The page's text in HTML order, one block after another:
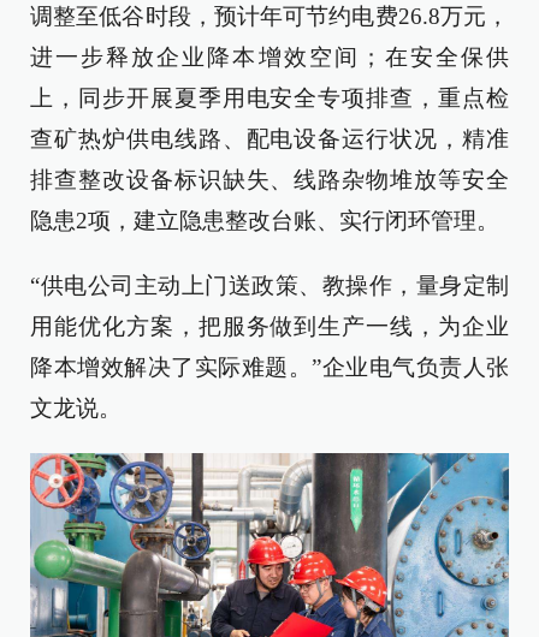
调整至低谷时段，预计年可节约电费26.8万元，
进一步释放企业降本增效空间；在安全保供
上，同步开展夏季用电安全专项排查，重点检
查矿热炉供电线路、配电设备运行状况，精准
排查整改设备标识缺失、线路杂物堆放等安全
隐患2项，建立隐患整改台账、实行闭环管理。
“供电公司主动上门送政策、教操作，量身定制
用能优化方案，把服务做到生产一线，为企业
降本增效解决了实际难题。”企业电气负责人张
文龙说。